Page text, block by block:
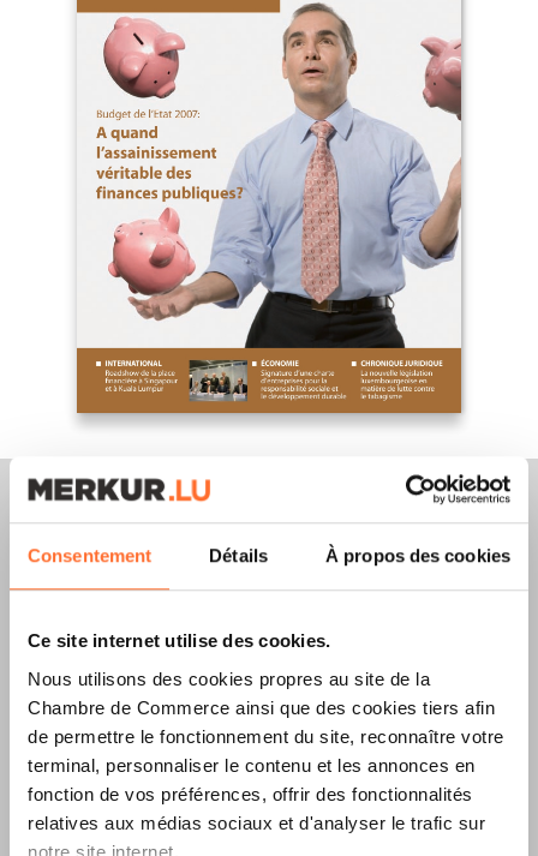
Consentement Détails À propos des cookies
Ce site internet utilise des cookies.
Nous utilisons des cookies propres au site de la
Chambre de Commerce ainsi que des cookies tiers afin
de permettre le fonctionnement du site, reconnaître votre
terminal, personnaliser le contenu et les annonces en
fonction de vos préférences, offrir des fonctionnalités
relatives aux médias sociaux et d'analyser le trafic sur
notre site internet.
Merkur Magazine
L’ÉDITIONÉTÉ
2026EST
DISPONIBLE !